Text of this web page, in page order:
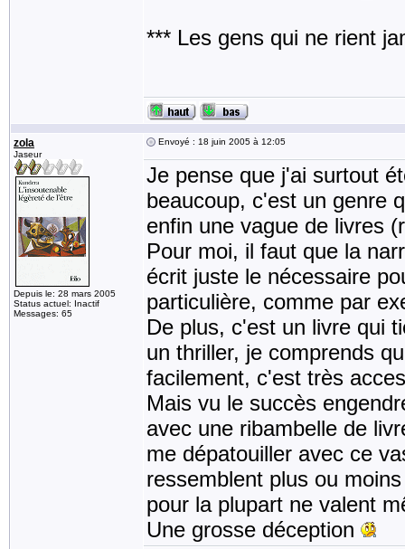
*** Les gens qui ne rient
zola
Jaseur
Depuis le: 28 mars 2005
Status actuel: Inactif
Messages: 65
Envoyé : 18 juin 2005 à 12:05
Je pense que j'ai surtout
beaucoup, c'est un genre
enfin une vague de livres
Pour moi, il faut que la
écrit juste le nécessaire
particulière, comme par
De plus, c'est un livre qui
un thriller, je comprends
facilement, c'est très
Mais vu le succès
avec une ribambelle de
me dépatouiller avec ce
ressemblent plus ou
pour la plupart ne valent
Une grosse déception